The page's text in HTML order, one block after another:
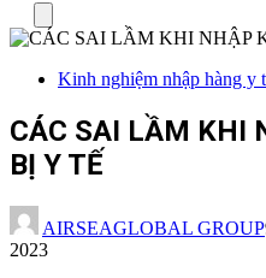
Kinh nghiệm nhập hàng y
CÁC SAI LẦM KHI
BỊ Y TẾ
AIRSEAGLOBAL GROUP
2023